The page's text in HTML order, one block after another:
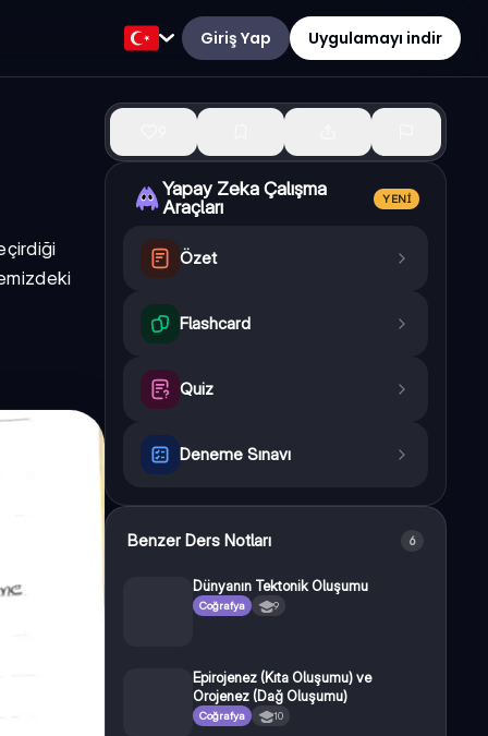
Giriş Yap Uygulamayı indir
Yapay Zeka Çalışma
Araçları
YENI
Özet
Flashcard
Quiz
Deneme Sınavı
Benzer Ders Notları 6
Dünyanın Tektonik Oluşumu
Coğrafya 9
Epirojenez (Kıta Oluşumu) ve
Orojenez (Dağ Oluşumu)
Coğrafya 10